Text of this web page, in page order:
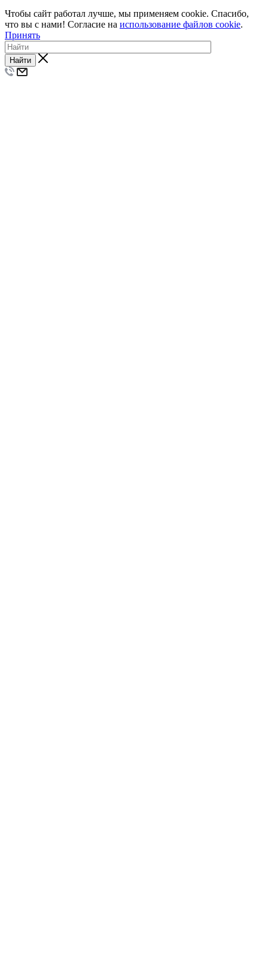
Чтобы сайт работал лучше, мы применяем cookie. Спасибо,
что вы с нами! Согласие на использование файлов cookie.
Принять
Найти